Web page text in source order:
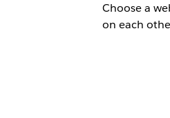
Choose a
on each